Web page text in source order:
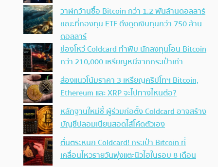
วาฬกว้านซื้อ Bitcoin กว่า 1.2 พันล้านดอลลาร์
ขณะที่กองทุน ETF ดึงดูดเงินทุนกว่า 750 ล้าน
ดอลลาร์
ช่องโหว่ Coldcard ทำพิษ นักลงทุนโอน Bitcoin
กว่า 210,000 เหรียญหนีจากกระเป๋าเก่า
ส่องแนวโน้มราคา 3 เหรียญคริปโทฯ Bitcoin,
Ethereum และ XRP จะไปทางไหนต่อ?
หลักฐานใหม่ชี้ ผู้ร่วมก่อตั้ง Coldcard อาจสร้าง
บัญชีปลอมเนียนสอดไส้โค้ดตัวเอง
ตื่นตระหนก Coldcard! กระเป๋า Bitcoin ที่
เคลื่อนไหวรายวันพุ่งแตะนิวไฮในรอบ 8 เดือน